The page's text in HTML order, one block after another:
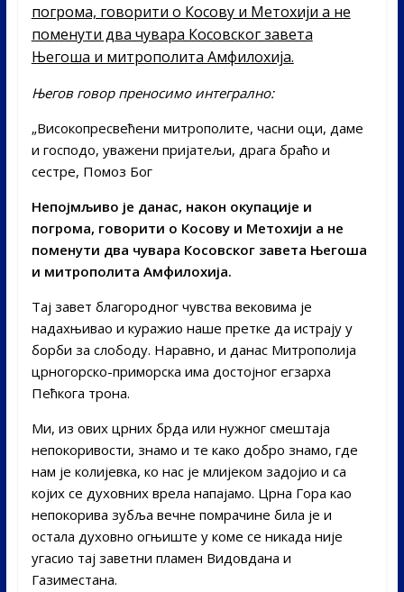
погрома, говорити о Косову и Метохији а не
поменути два чувара Косовског завета
Његоша и митрополита Амфилохија.
Његов говор преносимо интегрално:
„Високопресвећени митрополите, часни оци, даме
и господо, уважени пријатељи, драга браћо и
сестре, Помоз Бог
Непојмљиво је данас, након окупације и
погрома, говорити о Косову и Метохији а не
поменути два чувара Косовског завета Његоша
и митрополита Амфилохија.
Тај завет благородног чувства вековима је
надахњивао и куражио наше претке да истрају у
борби за слободу. Наравно, и данас Митрополија
црногорско-приморска има достојног егзарха
Пећкога трона.
Ми, из ових црних брда или нужног смештаја
непокоривости, знамо и те како добро знамо, где
нам је колијевка, ко нас је млијеком задојио и са
којих се духовних врела напајамо. Црна Гора као
непокорива зубља вечне помрачине била је и
остала духовно огњиште у коме се никада није
угасио тај заветни пламен Видовдана и
Газиместана.